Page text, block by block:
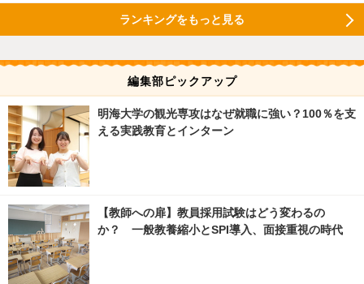
ランキングをもっと見る
編集部ピックアップ
明海大学の観光専攻はなぜ就職に強い？100％を支
える実践教育とインターン
【教師への扉】教員採用試験はどう変わるの
か？ 一般教養縮小とSPI導入、面接重視の時代